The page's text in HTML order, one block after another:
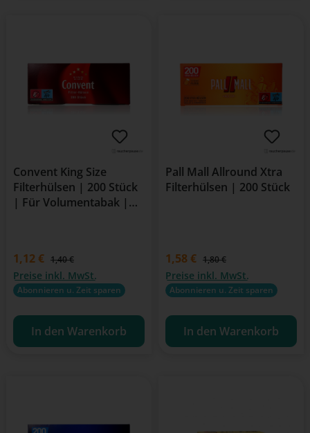
Convent King Size
Filterhülsen | 200 Stück
| Für Volumentabak |
Verkaufspreis:
1,12 € Regulärer Preis:
1,40 €
Preise inkl. MwSt.
Abonnieren u. Zeit sparen
In den Warenkorb
Pall Mall Allround Xtra
Filterhülsen | 200 Stück
Verkaufspreis:
1,58 € Regulärer Preis:
1,80 €
Preise inkl. MwSt.
Abonnieren u. Zeit sparen
In den Warenkorb